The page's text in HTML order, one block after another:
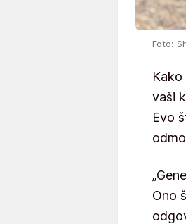
Foto:
Kako
vaši
Evo
Ono